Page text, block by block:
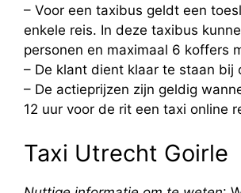
– Voor een taxibus geldt een
enkele reis. In deze taxibus
personen en maximaal 6 koffers
– De klant dient klaar te staan bij
– De actieprijzen zijn geldig
12 uur voor de rit een taxi online
Taxi Utrecht Goirle